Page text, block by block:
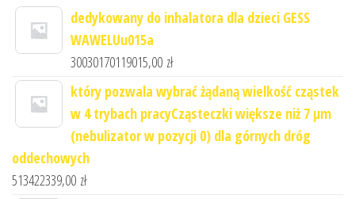
dedykowany do inhalatora dla dzieci GESS
WAWELUu015a
30030170119015,00 zł
który pozwala wybrać żądaną wielkość cząstek
w 4 trybach pracyCząsteczki większe niż 7 μm
(nebulizator w pozycji 0) dla górnych dróg
oddechowych
513422339,00 zł